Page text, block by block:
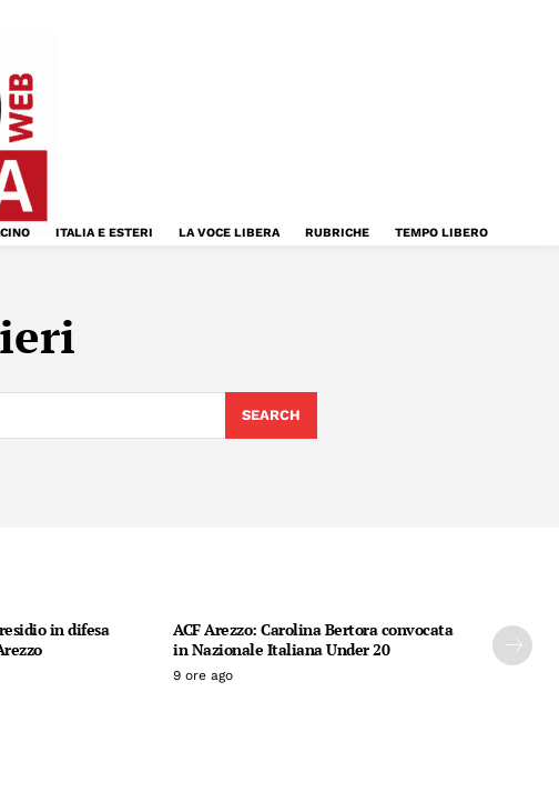
ITALIA E ESTERI LA VOCE LIBERA RUBRICHE TEMPO LIBERO
SEARCH
in difesa
ACF Arezzo: Carolina Bertora convocata
in Nazionale Italiana Under 20
9 ore ago